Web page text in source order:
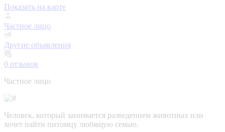
Показать на карте
Частное лицо
Другие объявления
0 отзывов
Частное лицо
Человек, который занимается разведением животных или
хочет найти питомцу любящую семью.